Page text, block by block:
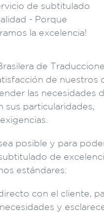
de
de nuestros
las necesidades
sus particularidades,
posible y para
de
estándares:
con el cliente,
y